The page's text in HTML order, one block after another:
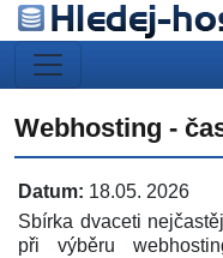
Webhosting -
Datum: 18.05. 2026
Sbírka dvaceti
při výběru